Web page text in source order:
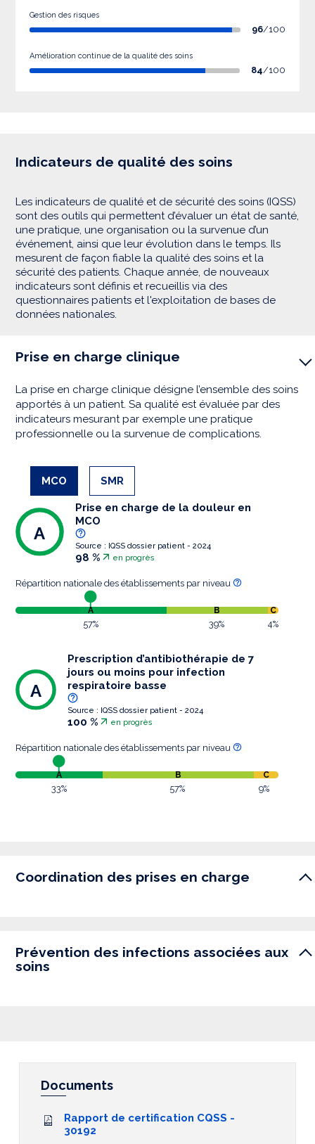
Gestion des risques
96/100
Amélioration continue de la qualité des soins
84/100
Indicateurs de qualité des soins
Les indicateurs de qualité et de sécurité des soins (IQSS)
sont des outils qui permettent d’évaluer un état de santé,
une pratique, une organisation ou la survenue d’un
événement, ainsi que leur évolution dans le temps. Ils
mesurent de façon fiable la qualité des soins et la
sécurité des patients. Chaque année, de nouveaux
indicateurs sont définis et recueillis via des
questionnaires patients et l'exploitation de bases de
données nationales.
Prise en charge clinique
La prise en charge clinique désigne l’ensemble des soins
apportés à un patient. Sa qualité est évaluée par des
indicateurs mesurant par exemple une pratique
professionnelle ou la survenue de complications.
MCO SMR
Prise en charge de la douleur en
MCO
Source : IQSS dossier patient - 2024
98 % en progrès
A
Répartition nationale des établissements par niveau
A B C
57% 39% 4%
Prescription d’antibiothérapie de 7
jours ou moins pour infection
respiratoire basse
Source : IQSS dossier patient - 2024
100 % en progrès
A
Répartition nationale des établissements par niveau
A B C
33% 57% 9%
Coordination des prises en charge
Prévention des infections associées aux
soins
Documents
Rapport de certification CQSS -
30192